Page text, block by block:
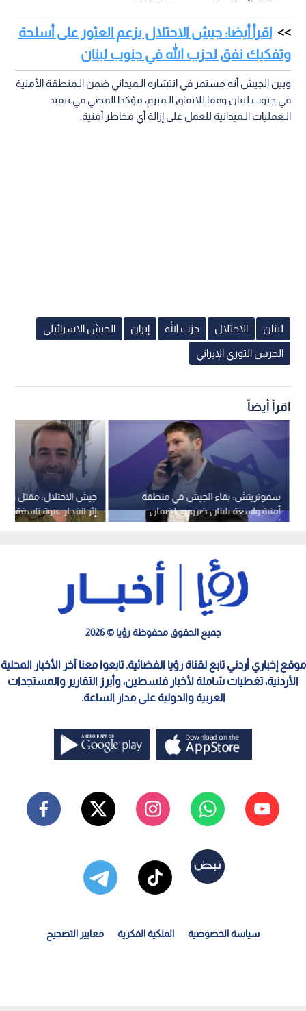
اقرأ أيضا: جيش الاحتلال يزعم العثور على أسلحة
وتفكيك نفق لحزب الله في جنوب لبنان
وبين الجيش أنه مستمر في انتشاره الـميداني ضمن الـمنطقة الأمنية
في جنوب لبنان وفقا للاتفاق الـمبرم، مؤكدا المضي في تنفيذ
الـعمليات الـميدانية للعمل على إزالة أي مخاطر أمنية.
لبنان الاحتلال حزب الله إيران الجيش الاسرائيلي
الحرس الثوري الإيراني
اقرأ أيضاً
إثر انفجار عبوة ناسفة
جنوب لبنان
سموتريتش: بقاء الجيش في منطقة
أمنية واسعة بلبنان ضروري لضمان
أمن الشمال
جميع الحقوق محفوظة رؤيا © 2026
موقع إخباري أردني تابع لقناة رؤيا الفضائية. تابعوا معنا آخر الأخبار المحلية
الأردنية، تغطيات شاملة لأخبار فلسطين، وأبرز التقارير والمستجدات
العربية والدولية على مدار الساعة.
سياسة الخصوصية الملكية الفكرية معايير التصحيح